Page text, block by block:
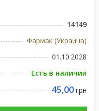
14149
Фармак (Украина)
01.10.2028
Есть в наличии
45,00 грн